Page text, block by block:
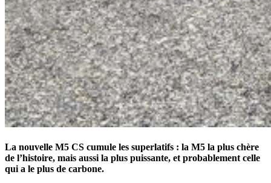
La nouvelle M5 CS cumule les superlatifs : la M5 la plus chère
de l’histoire, mais aussi la plus puissante, et probablement celle
qui a le plus de carbone.